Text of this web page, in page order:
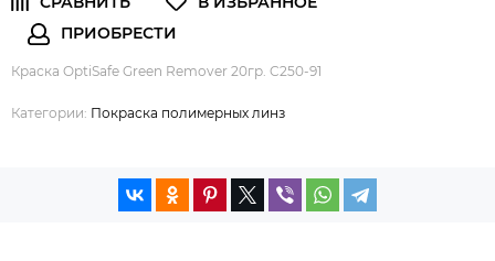
Краска OptiSafe Green Remover 20гр. C250-91
Категории: Покраска полимерных линз